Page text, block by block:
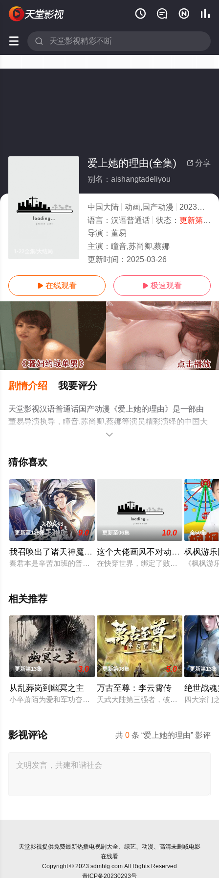
   
 
 分享
爱上她的理由(全集)
别名：aishangtadeliyou
中国大陆 动画,国产动漫 2023
8.0
语言： 汉语普通话 状态： 更新第22集
导演： 董易
主演： 瞳音,苏尚卿,蔡娜
更新时间： 2025-03-26
 在线观看  极速观看
剧情介绍 我要评分
天堂影视汉语普通话国产动漫《爱上她的理由》是一部由
董易导演执导，瞳音,苏尚卿,蔡娜等演员精彩演绎的中国大
陆动漫，大结局剧情已揭晓（1-22全集），手机免费观看
情可移步至豆瓣动漫、电视猫或剧情网等平台了解。

猜你喜欢
更新至125集 9.0
我召唤出了诸天神魔动态漫画第1季
秦君本是辛苦加班的普通员工，意外穿越成为被贬皇子，所幸
更新至06集 10.0
这个大佬画风不对动态漫画第一
在快穿世界，绑定了败家系统，任务
全50集
枫枫游
《枫枫
相关推荐
更新第13集 3.0
从乱葬岗到幽冥之主
小卒萧陌为爱和军功奋斗三年，却被恋人柳莺儿与将军之子赵
更新第08集 5.0
万古至尊：李云霄传
天武大陆第三强者，破军武帝古飞扬
更新第13集
绝世战
四大宗门
共0 条 “爱上她的理由” 影评
影视评论
天堂影视提供免费最新热播电视剧大全、综艺、动漫、高清未删减电影
在线看
Copyright © 2023 sdmhfg.com All Rights Reserved
青ICP备20230293号